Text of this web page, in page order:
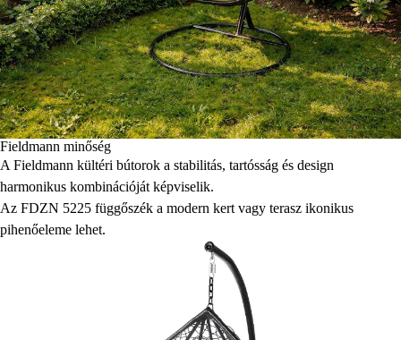
Fieldmann minőség
A Fieldmann kültéri bútorok a stabilitás, tartósság és design
harmonikus kombinációját képviselik.
Az FDZN 5225 függőszék a modern kert vagy terasz ikonikus
pihenőeleme lehet.